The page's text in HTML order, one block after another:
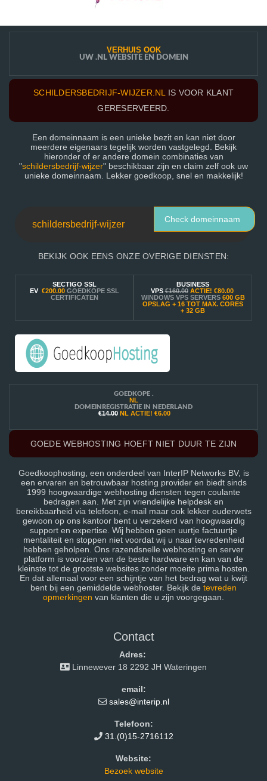
VERHUIS OOK
UW .NL WEBSITE EN DOMEIN
SCHILDERSBEDRIJF-WIJZER.NL
IS VOOR KLANT
GERESERVEERD.
Een domeinnaam is een unieke bezit en kan niet door
meerdere eigenaars tegelijk worden vastgelegd. Bekijk
hieronder of er andere domein combinaties van
"schildersbedrijf-wijzer" beschikbaar zijn en claim zelf ook uw
unieke domeinnaam. Lekker goedkoop, snel en makkelijk!
Check domeinnaam
BEKIJK OOK EENS ONZE OVERIGE DIENSTEN:
SECTIGO SSL
EV €200.00 GOEDKOPE SSL
CERTIFICATEN
BUSINESS
VPS €160.00 ACTIE! €80.00
WINDOWS VPS SERVERS 600 GB
OPSLAG + 16 TOT MAX. CORES
+ 32 GB
GOEDKOPE .
NL
DOMEINREGISTRATIE IN NEDERLAND
€14.00 NL ACTIE! €6.00
GOEDE WEBHOSTING HOEFT NIET DUUR TE ZIJN
Goedkoophosting, een onderdeel van InterIP Networks BV, is
een ervaren en betrouwbaar hosting provider en biedt sinds
1999 hoogwaardige webhosting diensten tegen coulante
bedragen aan. Met zijn vriendelijke helpdesk en
bereikbaarheid via telefoon, e-mail maar ook lekker ouderwets
gewoon op ons kantoor bent u verzekerd van hoogwaardig
support en expertise. Wij hebben geen uurtje factuurtje
mentaliteit en stoppen niet voordat wij u naar tevredenheid
hebben geholpen. Ons razendsnelle webhosting en server
platform is voorzien van de beste hardware en kan van de
kleinste tot de grootste websites zonder moeite prima hosten.
En dat allemaal voor een schijntje van het bedrag wat u kwijt
bent bij een gemiddelde webhoster. Bekijk de tevreden
opmerkingen van klanten die u zijn voorgegaan.
Contact
Adres:
Linnewever 18 2292 JH Wateringen
email:
sales@interip.nl
Telefoon:
31.(0)15-2716112
Website:
Bezoek website